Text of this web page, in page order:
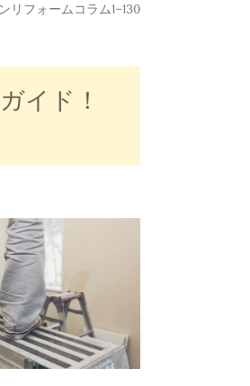
リフォームコラム1~130
イド！